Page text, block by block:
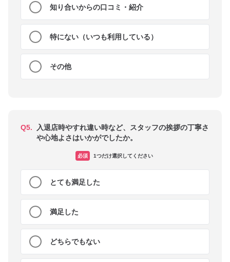
知り合いからの口コミ・紹介
特にない（いつも利用している）
その他
Q5.
入退店時やすれ違い時など、スタッフの挨拶の丁寧さ
や心地よさはいかがでしたか。
必須 1つだけ選択してください
とても満足した
満足した
どちらでもない